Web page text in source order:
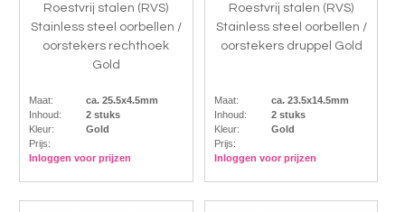
Roestvrij stalen (RVS)
Stainless steel oorbellen /
oorstekers rechthoek
Gold
Maat:
ca. 25.5x4.5mm
Inhoud:
2 stuks
Kleur:
Gold
Prijs:
Inloggen voor prijzen
Roestvrij stalen (RVS)
Stainless steel oorbellen /
oorstekers druppel Gold
Maat:
ca. 23.5x14.5mm
Inhoud:
2 stuks
Kleur:
Gold
Prijs:
Inloggen voor prijzen